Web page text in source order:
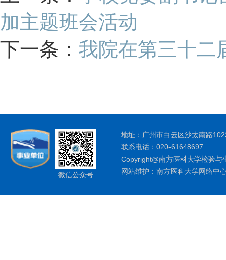
加主题班会活动
下一条： 我院在第三十二
微信公众号
地址：广州市白云区沙太南路
联系电话：020-61648697
Copyright@南方医科大学检验
网站维护：南方医科大学网络中